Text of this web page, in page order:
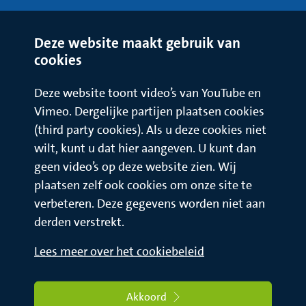
haarverlies beperkt worden. Het duurt ten minste zes
maanden voordat het effect merkbaar wordt. Tijdens de
geneesmiddelen verhinderen een normale mannelijke
ontwikkeling bij jongetjes. Merknamen van deze
geneesmiddelen zijn onder andere: Diane 35®, Androcur®,
Aldacton®, Cimetidine®, Spironolacton®, etc.
Deze website maakt gebruik van
cookies
Deze website toont video’s van YouTube en
Vimeo. Dergelijke partijen plaatsen cookies
(third party cookies). Als u deze cookies niet
wilt, kunt u dat hier aangeven. U kunt dan
geen video’s op deze website zien. Wij
plaatsen zelf ook cookies om onze site te
verbeteren. Deze gegevens worden niet aan
derden verstrekt.
Lees meer over het cookiebeleid
Akkoord